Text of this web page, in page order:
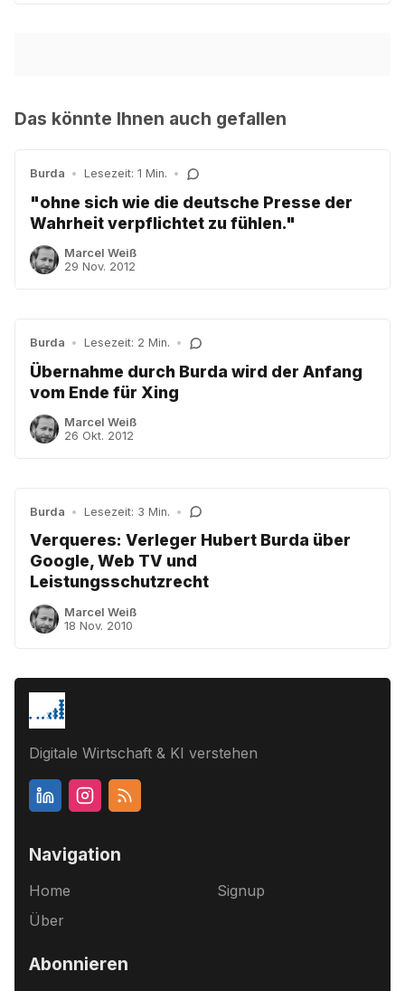
Das könnte Ihnen auch gefallen
Burda • Lesezeit: 1 Min. •
"ohne sich wie die deutsche Presse der
Wahrheit verpflichtet zu fühlen."
Marcel Weiß
29 Nov. 2012
Burda • Lesezeit: 2 Min. •
Übernahme durch Burda wird der Anfang
vom Ende für Xing
Marcel Weiß
26 Okt. 2012
Burda • Lesezeit: 3 Min. •
Verqueres: Verleger Hubert Burda über
Google, Web TV und
Leistungsschutzrecht
Marcel Weiß
18 Nov. 2010
Digitale Wirtschaft & KI verstehen
Navigation
Home
Über
Signup
Abonnieren